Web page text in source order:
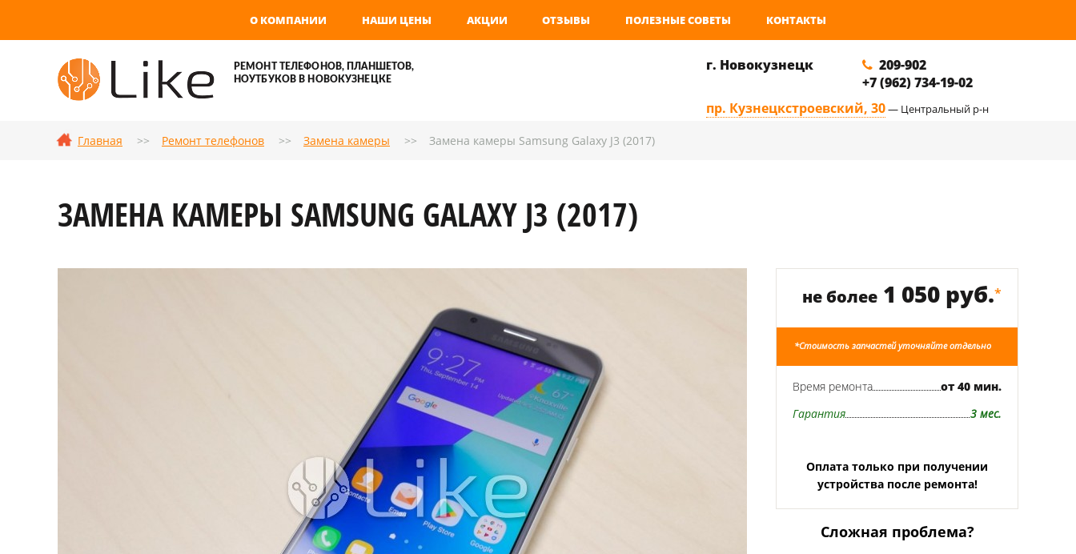
О КОМПАНИИ НАШИ ЦЕНЫ АКЦИИ ОТЗЫВЫ ПОЛЕЗНЫЕ СОВЕТЫ КОНТАКТЫ
РЕМОНТ ТЕЛЕФОНОВ, ПЛАНШЕТОВ,
НОУТБУКОВ В НОВОКУЗНЕЦКЕ
г. Новокузнецк
209-902
+7 (962) 734-19-02
пр. Кузнецкстроевский, 30— Центральный р-н
Главная Ремонт телефонов Замена камеры Замена камеры Samsung Galaxy J3 (2017)
ЗАМЕНА КАМЕРЫ SAMSUNG GALAXY J3 (2017)
не более 1 050 руб.*
*Стоимость запчастей уточняйте отдельно
Время ремонта
от 40 мин.
Гарантия
3 мес.
Оплата только при получении
устройства после ремонта!
Сложная проблема?